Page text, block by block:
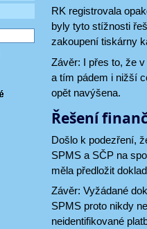
RK registrovala
byly tyto stížnosti
zakoupení tiskárny
Závěr: I přes to, že
a tím pádem i nižší
opět navýšena.
Řešení
Došlo k podezření,
SPMS a SČP na
měla předložit
Závěr: Vyžádané
SPMS proto nikdy
neidentifikované